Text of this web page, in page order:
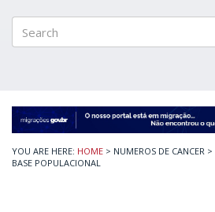
> NUMEROS DE CANCER >
BASE POPULACIONAL